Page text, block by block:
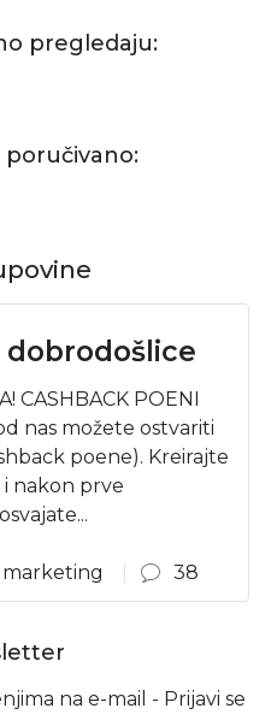
pregledaju:
poručivano:
dobrodošlice
CASHBACK POENI
nas možete ostvariti
poene). Kreirajte
nakon prve
marketing
38
na e-mail - Prijavi se